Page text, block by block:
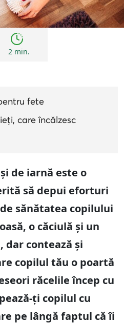
Sfaturi
2 min.
fete
care încălzesc
de iarnă este o
să depui eforturi
sănătatea copilului
o căciulă și un
contează și
copilul tău o poartă
răcelile încep cu
ți copilul cu
pe lângă faptul că îi